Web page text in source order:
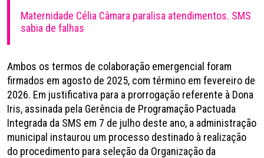
Maternidade Célia Câmara paralisa atendimentos. SMS
sabia de falhas
Ambos os termos de colaboração emergencial foram
firmados em agosto de 2025, com término em fevereiro de
2026. Em justificativa para a prorrogação referente à Dona
Iris, assinada pela Gerência de Programação Pactuada
Integrada da SMS em 7 de julho deste ano, a administração
municipal instaurou um processo destinado à realização
do procedimento para seleção da Organização da